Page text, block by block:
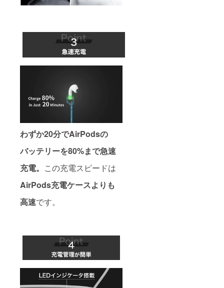
わずか20分でAirPodsの
バッテリーを80%まで急速
充電。 この充電スピードは
AirPods充電ケースよりも
高速です。